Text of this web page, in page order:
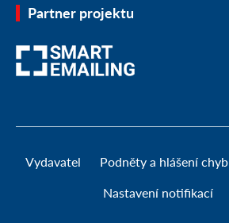
Partner projektu
Vydavatel Podněty a hlášení chyb
Nastavení notifikací